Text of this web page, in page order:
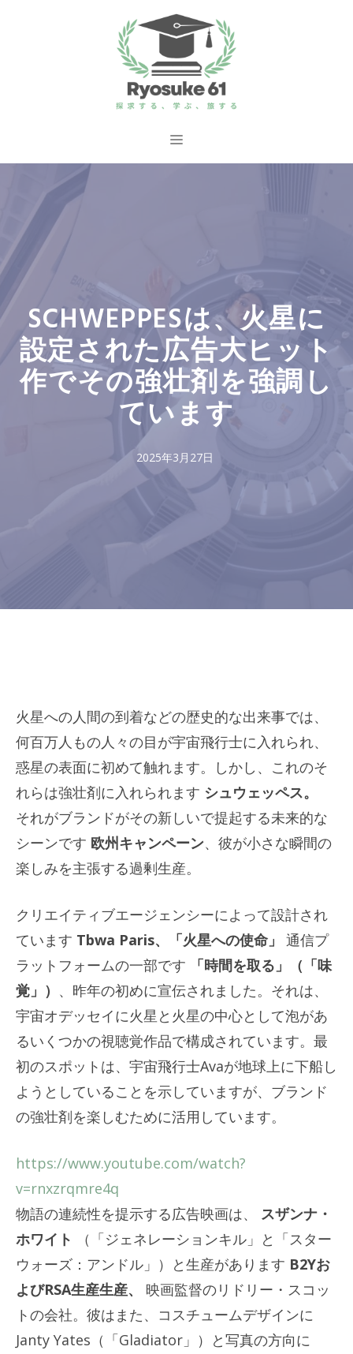
ス
メ
SCHWEPPESは、火星に
設定された広告大ヒット
作でその強壮剤を強調し
ています
2025年3月27日
火星への人間の到着などの歴史的な出来事では、
何百万人もの人々の目が宇宙飛行士に入れられ、
惑星の表面に初めて触れます。しかし、これのそ
れらは強壮剤に入れられます シュウェッペス。
それがブランドがその新しいで提起する未来的な
シーンです 欧州キャンペーン、彼が小さな瞬間の
楽しみを主張する過剰生産。
クリエイティブエージェンシーによって設計され
ています Tbwa Paris、「火星への使命」
通信プ
ラットフォームの一部です
「時間を取る」（「味
覚」） 、昨年の初めに宣伝されました。それは、
宇宙オデッセイに火星と火星の中心として泡があ
るいくつかの視聴覚作品で構成されています。最
初のスポットは、宇宙飛行士Avaが地球上に下船し
ようとしていることを示していますが、ブランド
の強壮剤を楽しむために活用しています。
https://www.youtube.com/watch?
v=rnxzrqmre4q
物語の連続性を提示する広告映画は、 スザンナ・
ホワイト
（「ジェネレーションキル」と「スター
ウォーズ：アンドル」）と生産があります B2Yお
よびRSA生産生産、
映画監督のリドリー・スコッ
トの会社。彼はまた、コスチュームデザインに
Janty Yates（「Gladiator」）と写真の方向に